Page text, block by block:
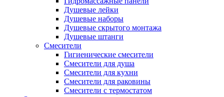
Душевые лейки
Душевые наборы
Душевые скрытого монтажа
Душевые штанги
Смесители
Гигиенические смесители
Смесители для душа
Смесители для кухни
Смесители для раковины
Смесители с термостатом